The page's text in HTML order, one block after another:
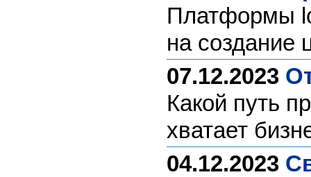
Платформы
на создание
07.12.2023
Какой путь
хватает
04.12.2023